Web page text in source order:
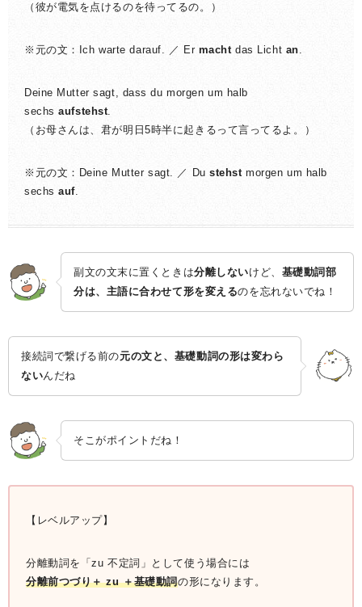
（彼が電気を点けるのを待ってるの。）
※元の文：Ich warte darauf. ／ Er machtdas Licht an.
Deine Mutter sagt, dass du morgen um halb
sechsaufstehst.
（お母さんは、君が明日5時半に起きるって言ってるよ。）
※元の文：Deine Mutter sagt. ／ Dustehstmorgen um halb
sechsauf.
副文の文末に置くときは分離しないけど、 基礎動詞部
分は、主語に合わせて形を変えるのを忘れないでね！
接続詞で繋げる前の元の文と、基礎動詞の形は変わら
ないんだね
そこがポイントだね！
【レベルアップ】
分離動詞を「zu 不定詞」として使う場合には
分離前つづり＋ zu ＋基礎動詞の形になります。